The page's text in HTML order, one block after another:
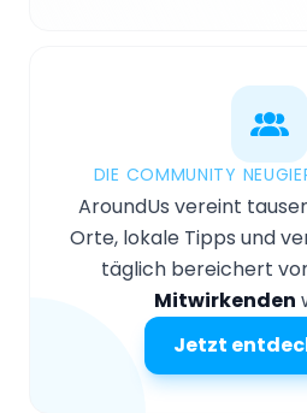
DIE COMMUNITY
AroundUs vereint
Orte, lokale Tipps und
täglich bereichert
Mitwirkenden
Jetzt